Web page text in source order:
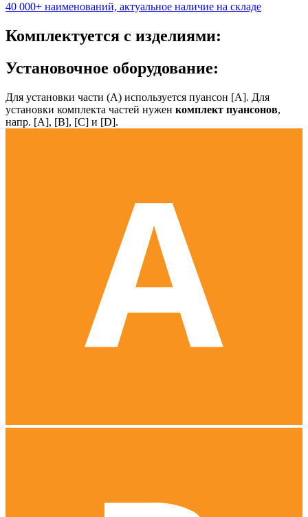
40 000+ наименований, актуальное наличие на складе
Комплектуется с изделиями:
Установочное оборудование:
Для установки части (А) используется пуансон [А]. Для
установки комплекта частей нужен комплект пуансонов,
напр. [А], [B], [С] и [D].